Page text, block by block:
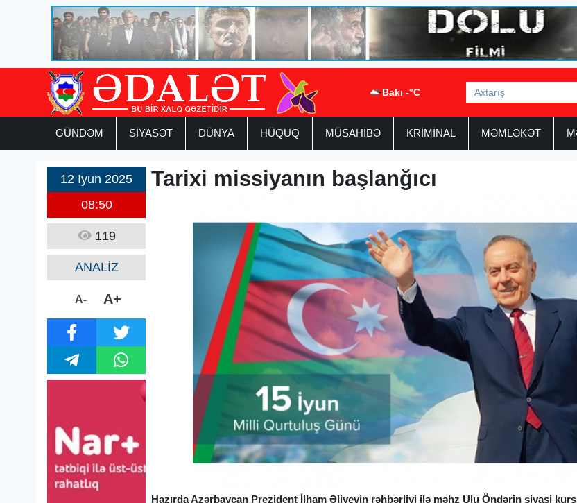
Bakı -°C
GÜNDƏM SİYASƏT DÜNYA HÜQUQ MÜSAHİBƏ KRİMİNAL MƏMLƏKƏT
12 Iyun 2025
08:50
119
ANALİZ
A- A+
Tarixi missiyanın başlanğıcı
Hazırda Azərbaycan Prezident İlham Əliyevin rəhbərliyi ilə məhz Ulu Öndərin siyasi